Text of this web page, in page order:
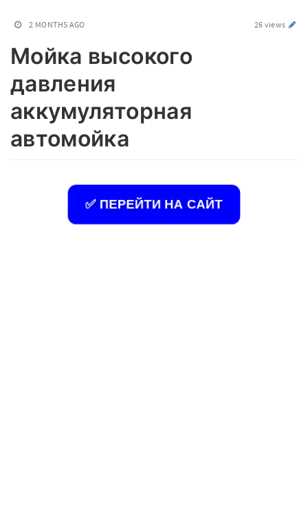
2 MONTHS AGO 26 views
Мойка высокого
давления
аккумуляторная
автомойка
✅ ПЕРЕЙТИ НА САЙТ